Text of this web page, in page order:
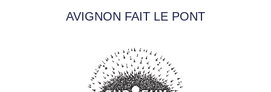
AVIGNON FAIT LE PONT